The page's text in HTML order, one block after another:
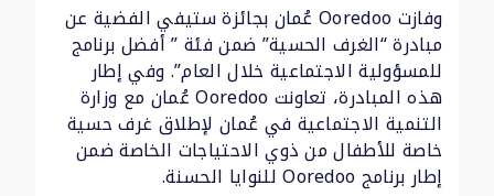
وفازت Ooredoo عُمان بجائزة ستيفي الفضية عن
مبادرة “الغرف الحسية” ضمن فئة ” أفضل برنامج
للمسؤولية الاجتماعية خلال العام”. وفي إطار
هذه المبادرة، تعاونت Ooredoo عُمان مع وزارة
التنمية الاجتماعية في عُمان لإطلاق غرف حسية
خاصة للأطفال من ذوي الاحتياجات الخاصة ضمن
إطار برنامج Ooredoo للنوايا الحسنة.